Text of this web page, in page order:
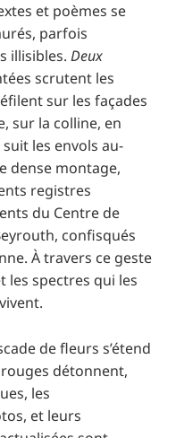
et poèmes se
parfois
illisibles.Deux
scrutent les
sur les façades
sur la colline, en
les envols au-
dense montage,
registres
du Centre de
confisqués
À travers ce geste
les spectres qui les
de fleurs s’étend
rouges détonnent,
les
et leurs